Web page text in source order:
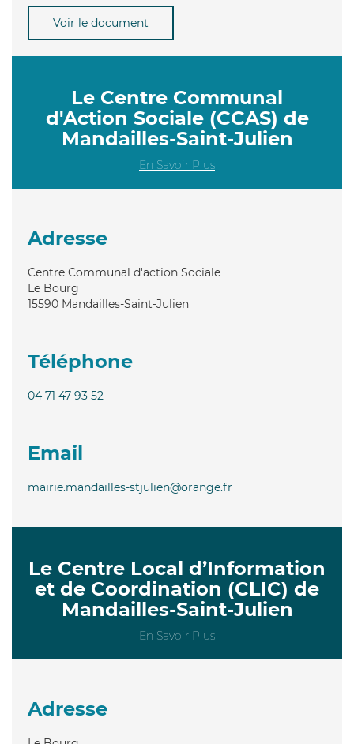
Voir le document
Le Centre Communal
d'Action Sociale (CCAS) de
Mandailles-Saint-Julien
En Savoir Plus
Adresse
Centre Communal d'action Sociale
Le Bourg
15590 Mandailles-Saint-Julien
Téléphone
04 71 47 93 52
Email
mairie.mandailles-stjulien@orange.fr
Le Centre Local d’Information
et de Coordination (CLIC) de
Mandailles-Saint-Julien
En Savoir Plus
Adresse